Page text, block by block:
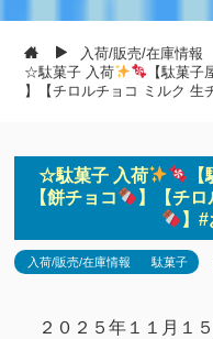
入荷/販売/在庫情報
☆駄菓子 入荷
【駄菓子
】【チロルチョコ ミルク 生
☆駄菓子 入荷
【餅チョコ
】【チ
】
入荷/販売/在庫情報 駄菓子
２０２５年１１月１